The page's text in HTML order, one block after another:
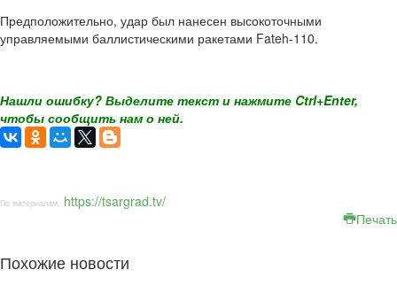
Предположительно, удар был нанесен высокоточными
управляемыми баллистическими ракетами Fateh-110.
Нашли ошибку? Выделите текст и нажмите Ctrl+Enter,
чтобы сообщить нам о ней.
По материалам: https://tsargrad.tv/
Печать
Похожие новости